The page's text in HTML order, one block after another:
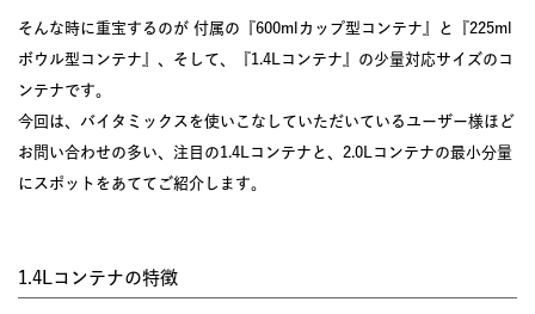
そんな時に重宝するのが 付属の『600mlカップ型コンテナ』と『225ml
ボウル型コンテナ』、そして、『1.4Lコンテナ』の少量対応サイズのコ
ンテナです。
今回は、バイタミックスを使いこなしていただいているユーザー様ほど
お問い合わせの多い、注目の1.4Lコンテナと、2.0Lコンテナの最小分量
にスポットをあててご紹介します。
1.4Lコンテナの特徴